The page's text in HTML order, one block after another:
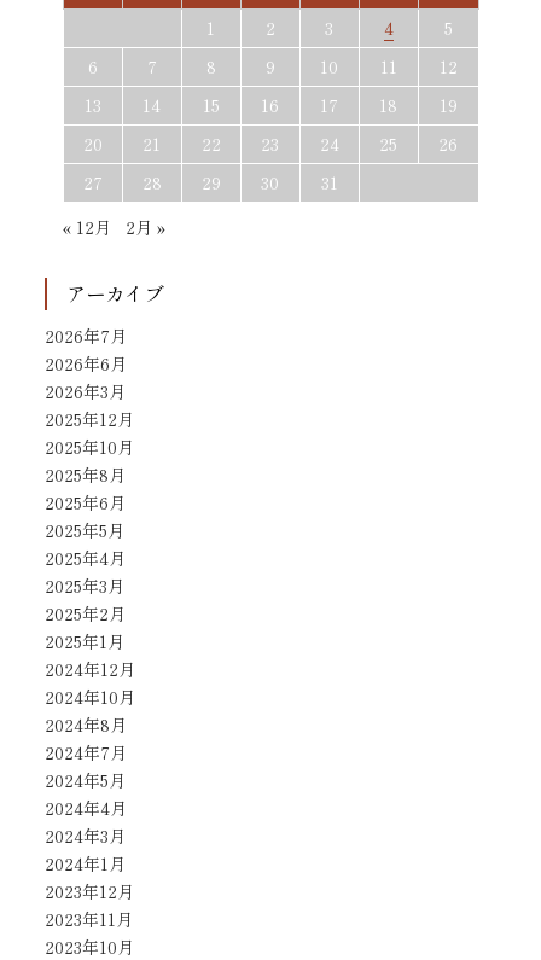
1
2 3 4
5
6
7 8 9 10 11
12
13
14 15 16 17 18
19
20
21 22 23 24 25
26
27
28 29 30
31
« 12月
2月 »
アーカイブ
2026年7月
2026年6月
2026年3月
2025年12月
2025年10月
2025年8月
2025年6月
2025年5月
2025年4月
2025年3月
2025年2月
2025年1月
2024年12月
2024年10月
2024年8月
2024年7月
2024年5月
2024年4月
2024年3月
2024年1月
2023年12月
2023年11月
2023年10月